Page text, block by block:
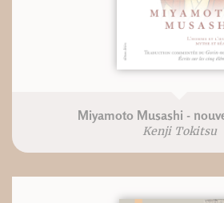
Miyamoto Musashi -
Kenji Tokitsu